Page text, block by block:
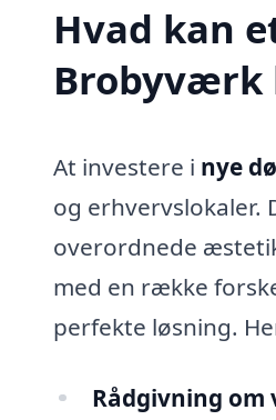
Hvad kan
Brobyværk
At investere i nye
og erhvervslokaler.
overordnede
med en række
perfekte løsning.
Rådgivning om